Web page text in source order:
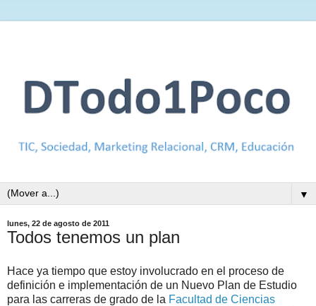
▼
lunes, 22 de agosto de 2011
Todos tenemos un plan
Hace ya tiempo que estoy involucrado en el proceso de
definición e implementación de un Nuevo Plan de Estudio
para las carreras de grado de la Facultad de Ciencias